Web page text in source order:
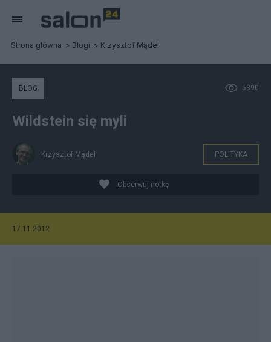
Strona główna Blogi Krzysztof Mądel
5390
BLOG
Wildstein się myli
Krzysztof Mądel POLITYKA
Obserwuj notkę
17.11.2012